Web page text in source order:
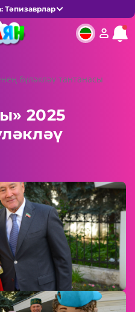
Тәпизаврлар
бүләкләү тантанасы
2025